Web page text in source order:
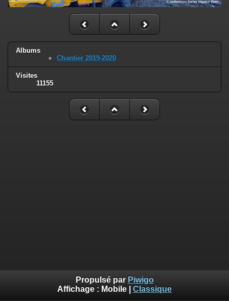
Albums
Chantier 2019-2020
Visites
11155
Propulsé par Piwigo
Affichage : Mobile Classique